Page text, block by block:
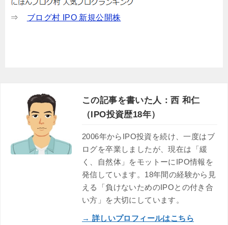
⇒ ブログ村 IPO 新規公開株
この記事を書いた人：西 和仁
（IPO投資歴18年）
2006年からIPO投資を続け、一度はブ
ログを卒業しましたが、現在は「緩
く、自然体」をモットーにIPO情報を
発信しています。18年間の経験から見
える「負けないためのIPOとの付き合
い方」を大切にしています。
→ 詳しいプロフィールはこちら